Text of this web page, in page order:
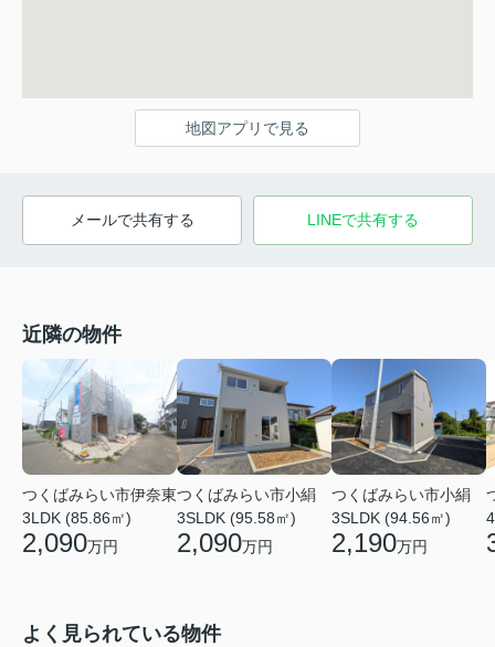
地図アプリで見る
メールで共有する LINEで共有する
近隣の物件
つくばみらい市伊奈東
3LDK (85.86㎡)
2,090万円
つくばみらい市小絹
3SLDK (95.58㎡)
2,090万円
つくばみらい市小絹
3SLDK (94.56㎡)
2,190万円
よく見られている物件